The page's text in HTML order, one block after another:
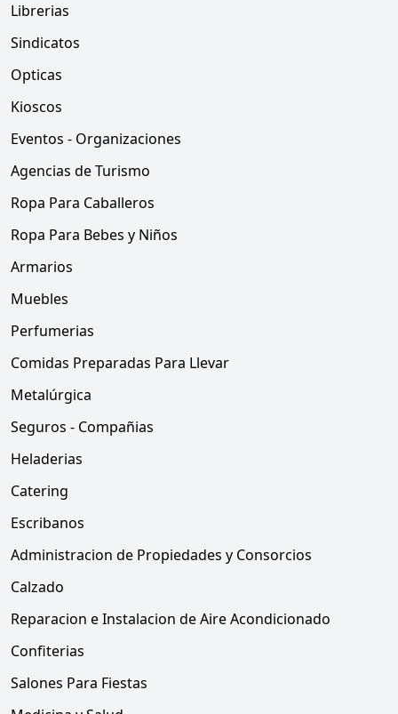
Librerias
Sindicatos
Opticas
Kioscos
Eventos - Organizaciones
Agencias de Turismo
Ropa Para Caballeros
Ropa Para Bebes y Niños
Armarios
Muebles
Perfumerias
Comidas Preparadas Para Llevar
Metalúrgica
Seguros - Compañias
Heladerias
Catering
Escribanos
Administracion de Propiedades y Consorcios
Calzado
Reparacion e Instalacion de Aire Acondicionado
Confiterias
Salones Para Fiestas